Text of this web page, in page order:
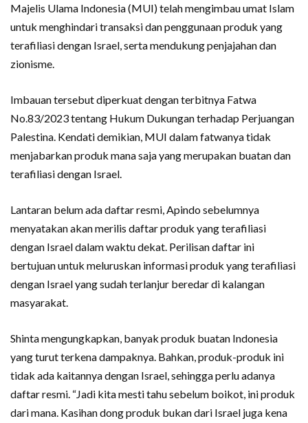
Majelis Ulama Indonesia (MUI) telah mengimbau umat Islam
untuk menghindari transaksi dan penggunaan produk yang
terafiliasi dengan Israel, serta mendukung penjajahan dan
zionisme.
Imbauan tersebut diperkuat dengan terbitnya Fatwa
No.83/2023 tentang Hukum Dukungan terhadap Perjuangan
Palestina. Kendati demikian, MUI dalam fatwanya tidak
menjabarkan produk mana saja yang merupakan buatan dan
terafiliasi dengan Israel.
Lantaran belum ada daftar resmi, Apindo sebelumnya
menyatakan akan merilis daftar produk yang terafiliasi
dengan Israel dalam waktu dekat. Perilisan daftar ini
bertujuan untuk meluruskan informasi produk yang terafiliasi
dengan Israel yang sudah terlanjur beredar di kalangan
masyarakat.
Shinta mengungkapkan, banyak produk buatan Indonesia
yang turut terkena dampaknya. Bahkan, produk-produk ini
tidak ada kaitannya dengan Israel, sehingga perlu adanya
daftar resmi. “Jadi kita mesti tahu sebelum boikot, ini produk
dari mana. Kasihan dong produk bukan dari Israel juga kena